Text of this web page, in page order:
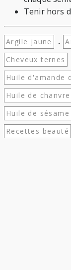
Tenir hors
Argile jaune .
Cheveux ternes
Huile d'amande
Huile de chanvre
Huile de sésame
Recettes beauté